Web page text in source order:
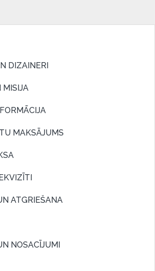
DIZAINERI
MISIJA
MAKSĀJUMS
ATGRIEŠANA
NOSACĪJUMI